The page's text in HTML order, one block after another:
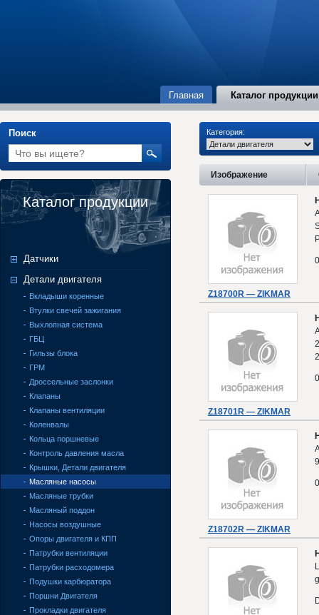
Главная Каталог продукции
Поиск
Каталог продукции
Датчики
Детали двигателя
Вкладыши коренные
Втулки свечей зажигания
Выхлопная система
ГБЦ
Гильзы блока
ГРМ
Дроссельные заслонки
Клапаны
Клапаны вентиляции
Коленвалы
Кольца поршневые
Контроль давления масла
Крышки, Детали двигателя
Масляные насосы
Масляные трубки
Масляный поддон
Насосы воздушные
Опоры двигателя и КПП
Патрубки вентиляции
Патрубки расходомера
Подушки карбюратора
Поршни Двигателя
Прокладки двигателя
Категория:
Изображение
Z18700R — ZIKMAR
Z18701R — ZIKMAR
Z18702R — ZIKMAR